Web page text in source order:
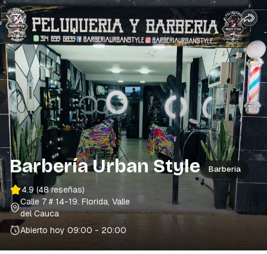
Barbería Urban Style Barbería
4.9 (48 reseñas)
Calle 7 # 14-19. Florida, Valle
del Cauca
Abierto hoy 09:00 - 20:00